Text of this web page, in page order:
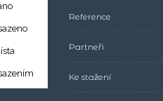
Reference
Partneři
Ke stažení